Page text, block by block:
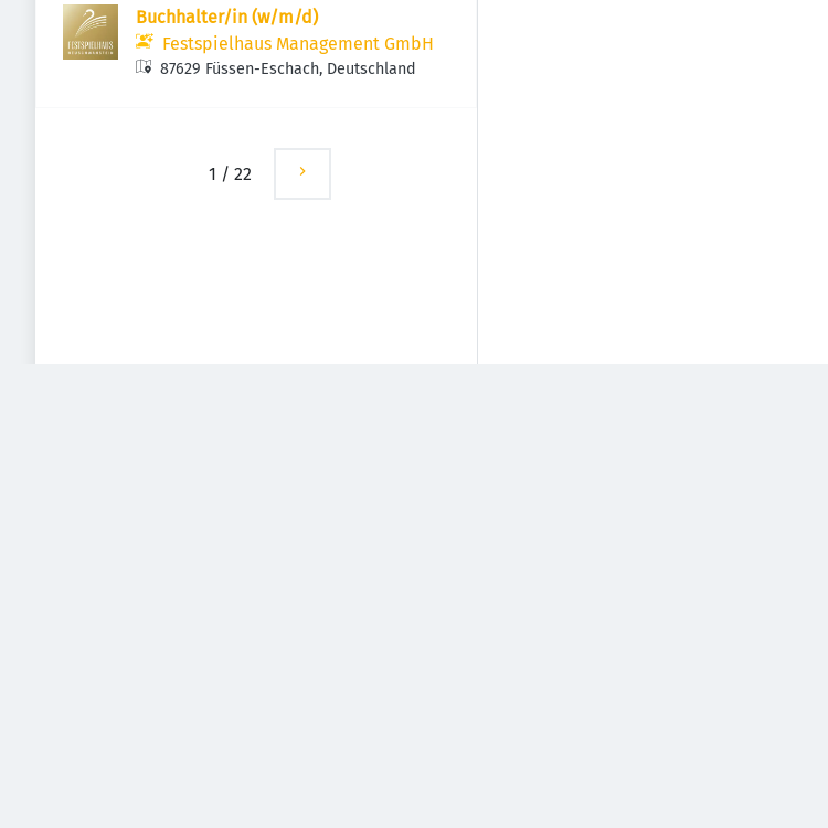
Buchhalter/in (w/m/d)
Festspielhaus Management GmbH
87629 Füssen-Eschach, Deutschland
1 / 22